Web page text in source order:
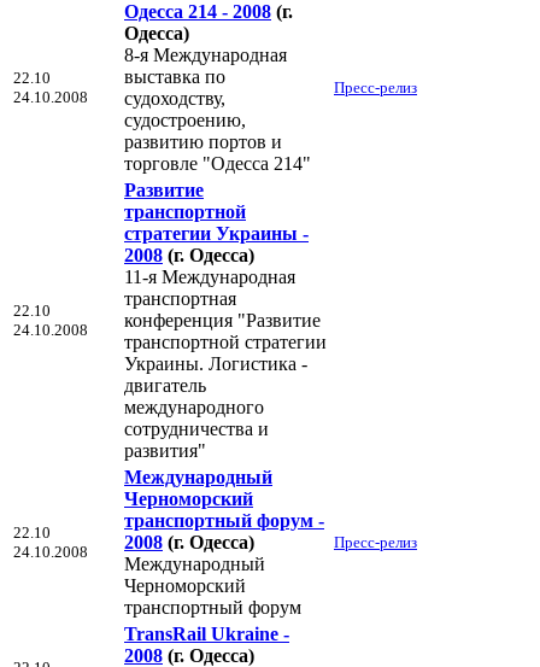
22.10
24.10.2008
Одесса 214 - 2008 (г.
Одесса)
8-я Международная
выставка по
судоходству,
судостроению,
развитию портов и
торговле "Одесса 214"
Пресс-релиз
22.10
24.10.2008
Развитие
транспортной
стратегии Украины -
2008 (г. Одесса)
11-я Международная
транспортная
конференция "Развитие
транспортной стратегии
Украины. Логистика -
двигатель
международного
сотрудничества и
развития"
22.10
24.10.2008
Международный
Черноморский
транспортный форум -
2008 (г. Одесса)
Международный
Черноморский
транспортный форум
Пресс-релиз
TransRail Ukraine -
2008 (г. Одесса)